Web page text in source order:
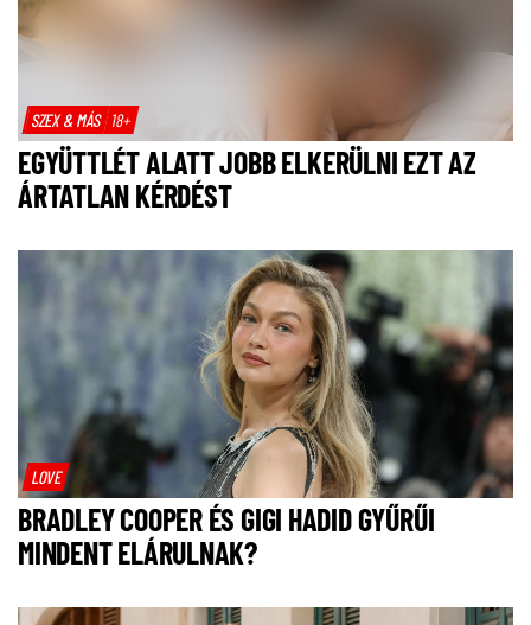
SZEX & MÁS 18+
EGYÜTTLÉT ALATT JOBB ELKERÜLNI EZT AZ
ÁRTATLAN KÉRDÉST
LOVE
BRADLEY COOPER ÉS GIGI HADID GYŰRŰI
MINDENT ELÁRULNAK?